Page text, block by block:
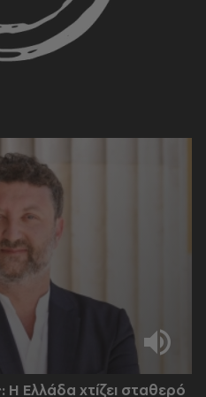
Ελλάδα χτίζει σταθερό